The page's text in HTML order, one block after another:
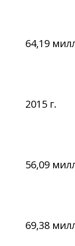
64,19
2015 г.
56,09
69,38